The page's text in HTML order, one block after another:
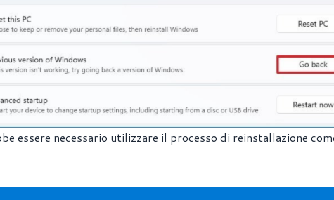
essere necessario utilizzare il processo di reinstallazione